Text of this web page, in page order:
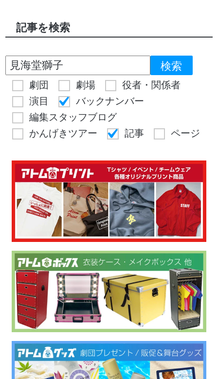
記事を検索
劇団 劇場
役者・関係者
演目
バックナンバー
編集スタッフブログ
かんげきツアー
記事 ページ